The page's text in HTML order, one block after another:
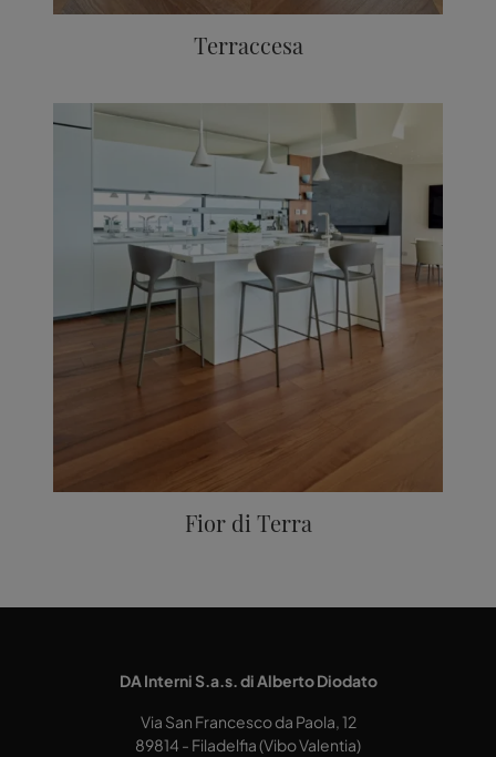
Terraccesa
Fior di Terra
DA Interni S.a.s. di Alberto Diodato
Via San Francesco da Paola, 12
89814 - Filadelfia (Vibo Valentia)